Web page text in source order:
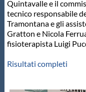
Quintavalle e il
tecnico responsabile
Tramontana e gli
Gratton e Nicola
fisioterapista Luigi
Risultati completi